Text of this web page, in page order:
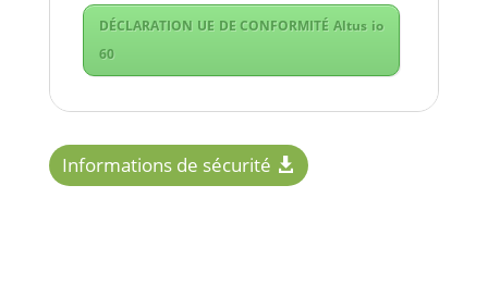
DÉCLARATION UE DE CONFORMITÉ Altus io
60
Informations de sécurité